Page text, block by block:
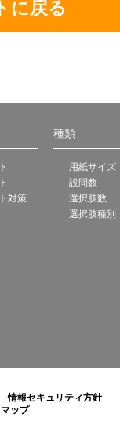
に戻る
対策
種類
用紙サイズ
設問数
選択肢数
選択肢種別
情報セキュリティ方針
ップ